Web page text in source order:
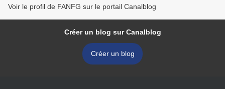
Voir le profil de FANFG sur le portail Canalblog
Créer un blog sur Canalblog
Créer un blog